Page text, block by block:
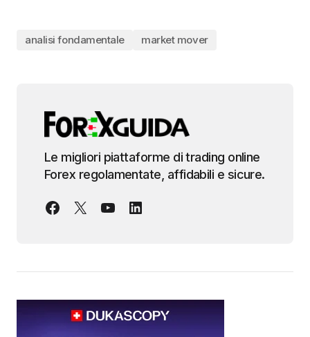
analisi fondamentale market mover
Le migliori piattaforme di trading online
Forex regolamentate, affidabili e sicure.